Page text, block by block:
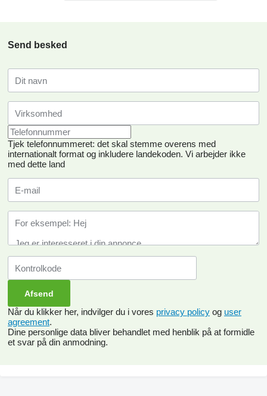
Send besked
Tjek telefonnummeret: det skal stemme overens med
internationalt format og inkludere landekoden. Vi arbejder ikke
med dette land
Når du klikker her, indvilger du i vores privacy policy og user
agreement.
Dine personlige data bliver behandlet med henblik på at formidle
et svar på din anmodning.